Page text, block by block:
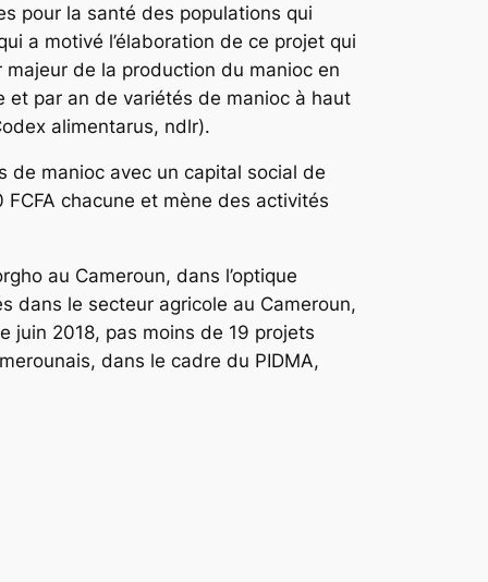
pour la santé des populations qui
a motivé l’élaboration de ce projet qui
de la production du manioc en
et par an de variétés de manioc à haut
alimentarus, ndlr).
de manioc avec un capital social de
chacune et mène des activités
au Cameroun, dans l’optique
dans le secteur agricole au Cameroun,
juin 2018, pas moins de 19 projets
dans le cadre du PIDMA,